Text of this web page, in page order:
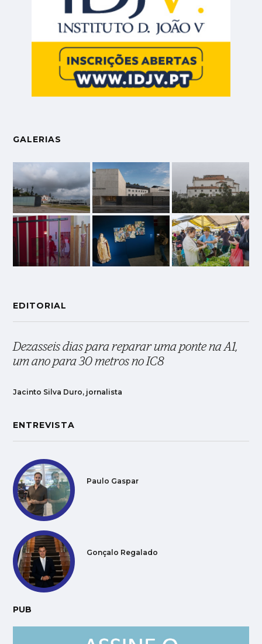
GALERIAS
EDITORIAL
Dezasseis dias para reparar uma ponte na A1,
um ano para 30 metros no IC8
Jacinto Silva Duro, jornalista
ENTREVISTA
Paulo Gaspar
Gonçalo Regalado
PUB